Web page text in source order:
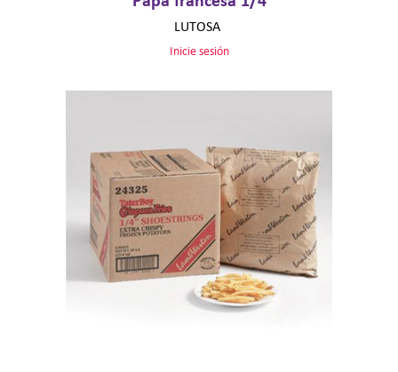
LUTOSA
Inicie sesión